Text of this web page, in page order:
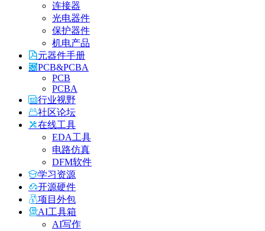
连接器
光电器件
保护器件
机电产品
元器件手册
PCB&PCBA
PCB
PCBA
行业视野
社区论坛
在线工具
EDA工具
电路仿真
DFM软件
学习资源
开源硬件
项目外包
AI工具箱
AI写作